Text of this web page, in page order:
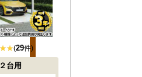
(29件)
２台用